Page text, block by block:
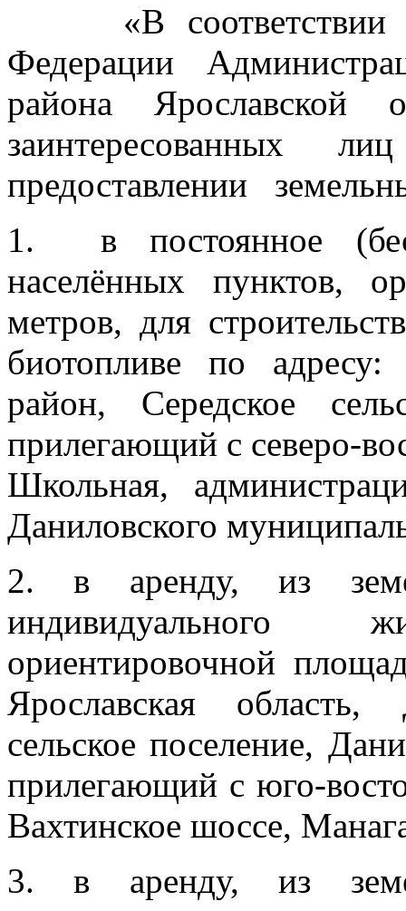
«В
Федерации
района Ярославской
заинтересованных
предоставлении
1. в постоянное
населённых пунктов,
метров, для
биотопливе по адресу:
район, Середское
прилегающий с северо-
Школьная,
Даниловского
2. в аренду, из
индивидуального
ориентировочной
Ярославская
сельское поселение,
прилегающий с юго-
Вахтинское шоссе,
3. в аренду, из